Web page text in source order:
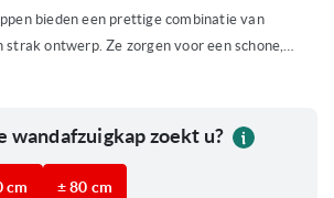
bieden een prettige combinatie van
strak ontwerp. Ze zorgen voor een schone,
u ongestoord kunt koken. Deze
het aanbod online of kom langs bij
voor persoonlijk advies van
wandafzuigkap zoekt u?
cm ± 80 cm